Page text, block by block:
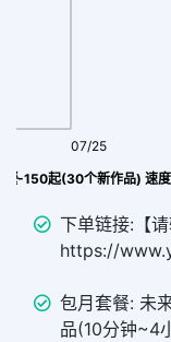
-150起(30个新作品) 速
07/25
下单链接:【
https://
包月套餐: 未
品(10分钟~4